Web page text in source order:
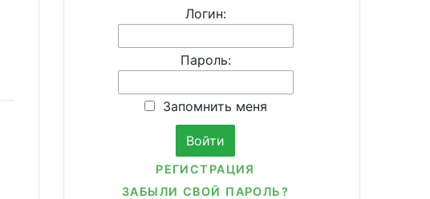
Логин:
Пароль:
Запомнить меня
РЕГИСТРАЦИЯ
ЗАБЫЛИ СВОЙ ПАРОЛЬ?